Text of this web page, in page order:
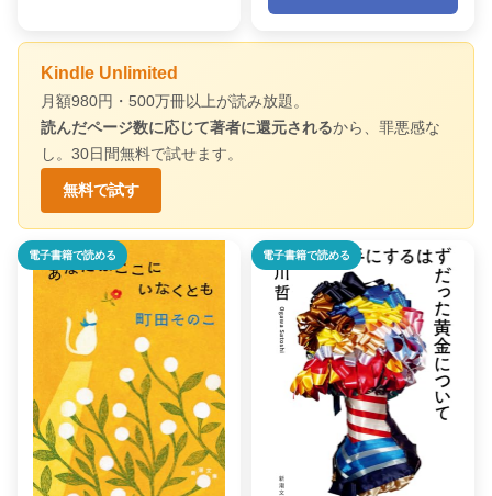
Kindle Unlimited
月額980円・500万冊以上が読み放題。
読んだページ数に応じて著者に還元されるから、罪悪感な
し。30日間無料で試せます。
無料で試す
電子書籍で読める 電子書籍で読める